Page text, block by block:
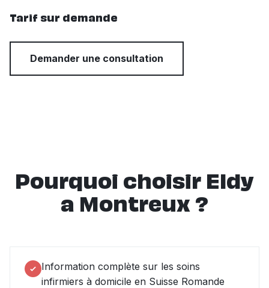
Tarif sur demande
Demander une consultation
Pourquoi choisir Eldy
a Montreux ?
Information complète sur les soins
infirmiers à domicile en Suisse Romande